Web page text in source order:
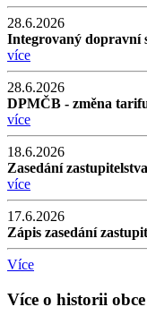
28.6.2026
Integrovaný dopravní
více
28.6.2026
DPMČB - změna
více
18.6.2026
Zasedání
více
17.6.2026
Zápis zasedání
Více
Více o historii obce